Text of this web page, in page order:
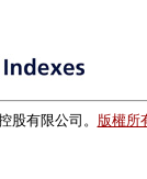
股有限公司。 版權所